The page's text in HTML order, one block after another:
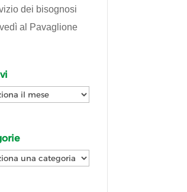
dei bisognosi
al Pavaglione